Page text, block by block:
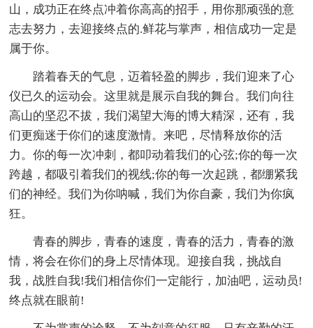
山，成功正在终点冲着你高高的招手，用你那顽强的意
志去努力，去迎接终点的.鲜花与掌声，相信成功一定是
属于你。
踏着春天的气息，迈着轻盈的脚步，我们迎来了心
仪已久的运动会。这里就是展示自我的舞台。我们向往
高山的坚忍不拔，我们渴望大海的博大精深，还有，我
们更痴迷于你们的速度激情。来吧，尽情释放你的活
力。你的每一次冲刺，都叩动着我们的心弦;你的每一次
跨越，都吸引着我们的视线;你的每一次起跳，都绷紧我
们的神经。我们为你呐喊，我们为你自豪，我们为你疯
狂。
青春的脚步，青春的速度，青春的活力，青春的激
情，将会在你们的身上尽情体现。迎接自我，挑战自
我，战胜自我!我们相信你们一定能行，加油吧，运动员!
终点就在眼前!